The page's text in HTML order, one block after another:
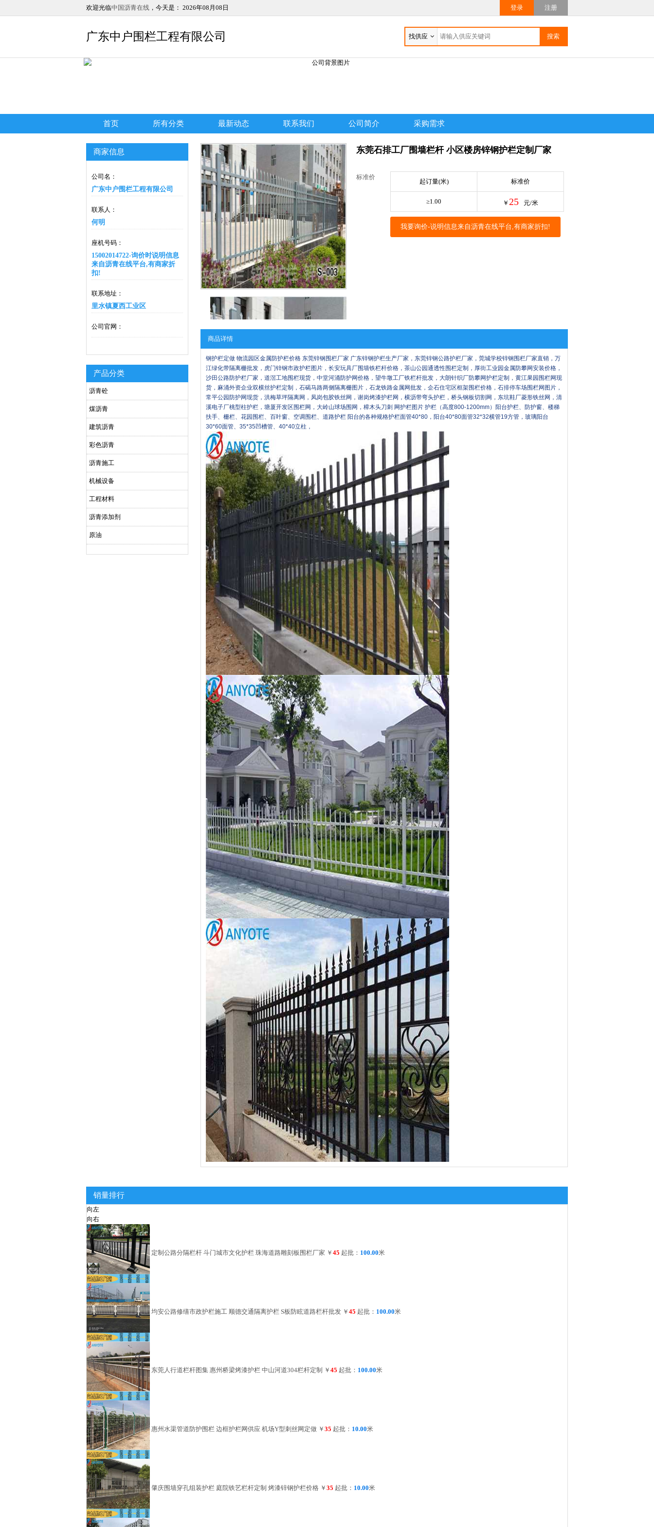
欢迎光临中国沥青在线 ，今天是： 2026年08月08日 登录 注册
广东中户围栏工程有限公司 找供应
首页 所有分类 最新动态 联系我们 公司简介 采购需求
商家信息
公司名：
广东中户围栏工程有限公司
联系人：
何明
座机号码：
15002014722-询价时说明信息
来自沥青在线平台,有商家折
扣!
联系地址：
里水镇夏西工业区
公司官网：
产品分类
沥青砼
煤沥青
建筑沥青
彩色沥青
沥青施工
机械设备
工程材料
沥青添加剂
原油
东莞石排工厂围墙栏杆 小区楼房锌钢护栏定制厂家
标准价
起订量(米) 标准价
≥1.00 ￥ 25 元/米
我要询价-说明信息来自沥青在线平台,有商家折扣!
商品详情
钢护栏定做 物流园区金属防护栏价格 东莞锌钢围栏厂家 广东锌钢护栏生产厂家，东莞锌钢公路护栏厂家，莞城学校锌钢围栏厂家直销，万
江绿化带隔离栅批发，虎门锌钢市政护栏图片，长安玩具厂围墙铁栏杆价格，茶山公园通透性围栏定制，厚街工业园金属防攀网安装价格，
沙田公路防护栏厂家，道滘工地围栏现货，中堂河涌防护网价格，望牛墩工厂铁栏杆批发，大朗针织厂防攀网护栏定制，黄江果园围栏网现
货，麻涌外资企业双横丝护栏定制，石碣马路两侧隔离栅图片，石龙铁路金属网批发，企石住宅区框架围栏价格，石排停车场围栏网图片，
常平公园防护网现货，洪梅草坪隔离网，凤岗包胶铁丝网，谢岗烤漆护栏网，横沥带弯头护栏，桥头钢板切割网，东坑鞋厂菱形铁丝网，清
溪电子厂桃型柱护栏，塘厦开发区围栏网，大岭山球场围网，樟木头刀刺 网护栏图片 护栏（高度800-1200mm）阳台护栏、防护窗、楼梯
扶手、栅栏、花园围栏、百叶窗、空调围栏、道路护栏 阳台的各种规格护栏面管40*80，阳台40*80面管32*32横管19方管，玻璃阳台
30*60面管、35*35凹槽管、40*40立柱，
销量排行
向左
向右
定制公路分隔栏杆 斗门城市文化护栏 珠海道路雕刻板围栏厂家 ￥ 45 起批： 100.00米
均安公路修缮市政护栏施工 顺德交通隔离护栏 S板防眩道路栏杆批发 ￥ 45 起批： 100.00米
东莞人行道栏杆图集 惠州桥梁烤漆护栏 中山河道304栏杆定制 ￥ 45 起批： 100.00米
惠州水渠管道防护围栏 边框护栏网供应 机场Y型刺丝网定做 ￥ 35 起批： 10.00米
肇庆围墙穿孔组装护栏 庭院铁艺栏杆定制 烤漆锌钢护栏价格 ￥ 35 起批： 10.00米